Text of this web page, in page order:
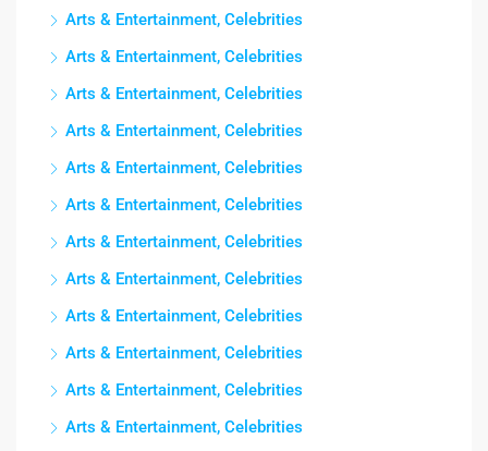
Arts & Entertainment, Celebrities
Arts & Entertainment, Celebrities
Arts & Entertainment, Celebrities
Arts & Entertainment, Celebrities
Arts & Entertainment, Celebrities
Arts & Entertainment, Celebrities
Arts & Entertainment, Celebrities
Arts & Entertainment, Celebrities
Arts & Entertainment, Celebrities
Arts & Entertainment, Celebrities
Arts & Entertainment, Celebrities
Arts & Entertainment, Celebrities